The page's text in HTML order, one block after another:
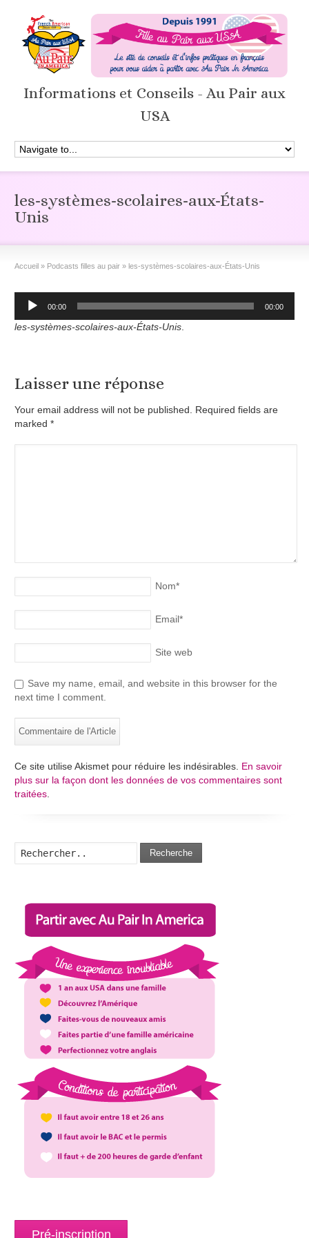
Informations et Conseils - Au Pair aux
USA
les-systèmes-scolaires-aux-États-
Unis
Accueil » Podcasts filles au pair » les-systèmes-scolaires-aux-États-Unis
Lecteur
audio
00:00 00:00
les-systèmes-scolaires-aux-États-Unis.
Laisser une réponse
Your email address will not be published. Required fields are
marked*
Nom*
Email*
Site web
Save my name, email, and website in this browser for the
next time I comment.
Ce site utilise Akismet pour réduire les indésirables. En savoir
plus sur la façon dont les données de vos commentaires sont
traitées
Recherche
Pré-inscription